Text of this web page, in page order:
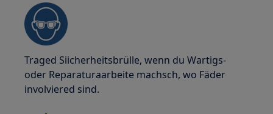
Traged Siicherheitsbrülle, wenn du Wartigs-
oder Reparaturaarbeite machsch, wo Fäder
involviered sind.